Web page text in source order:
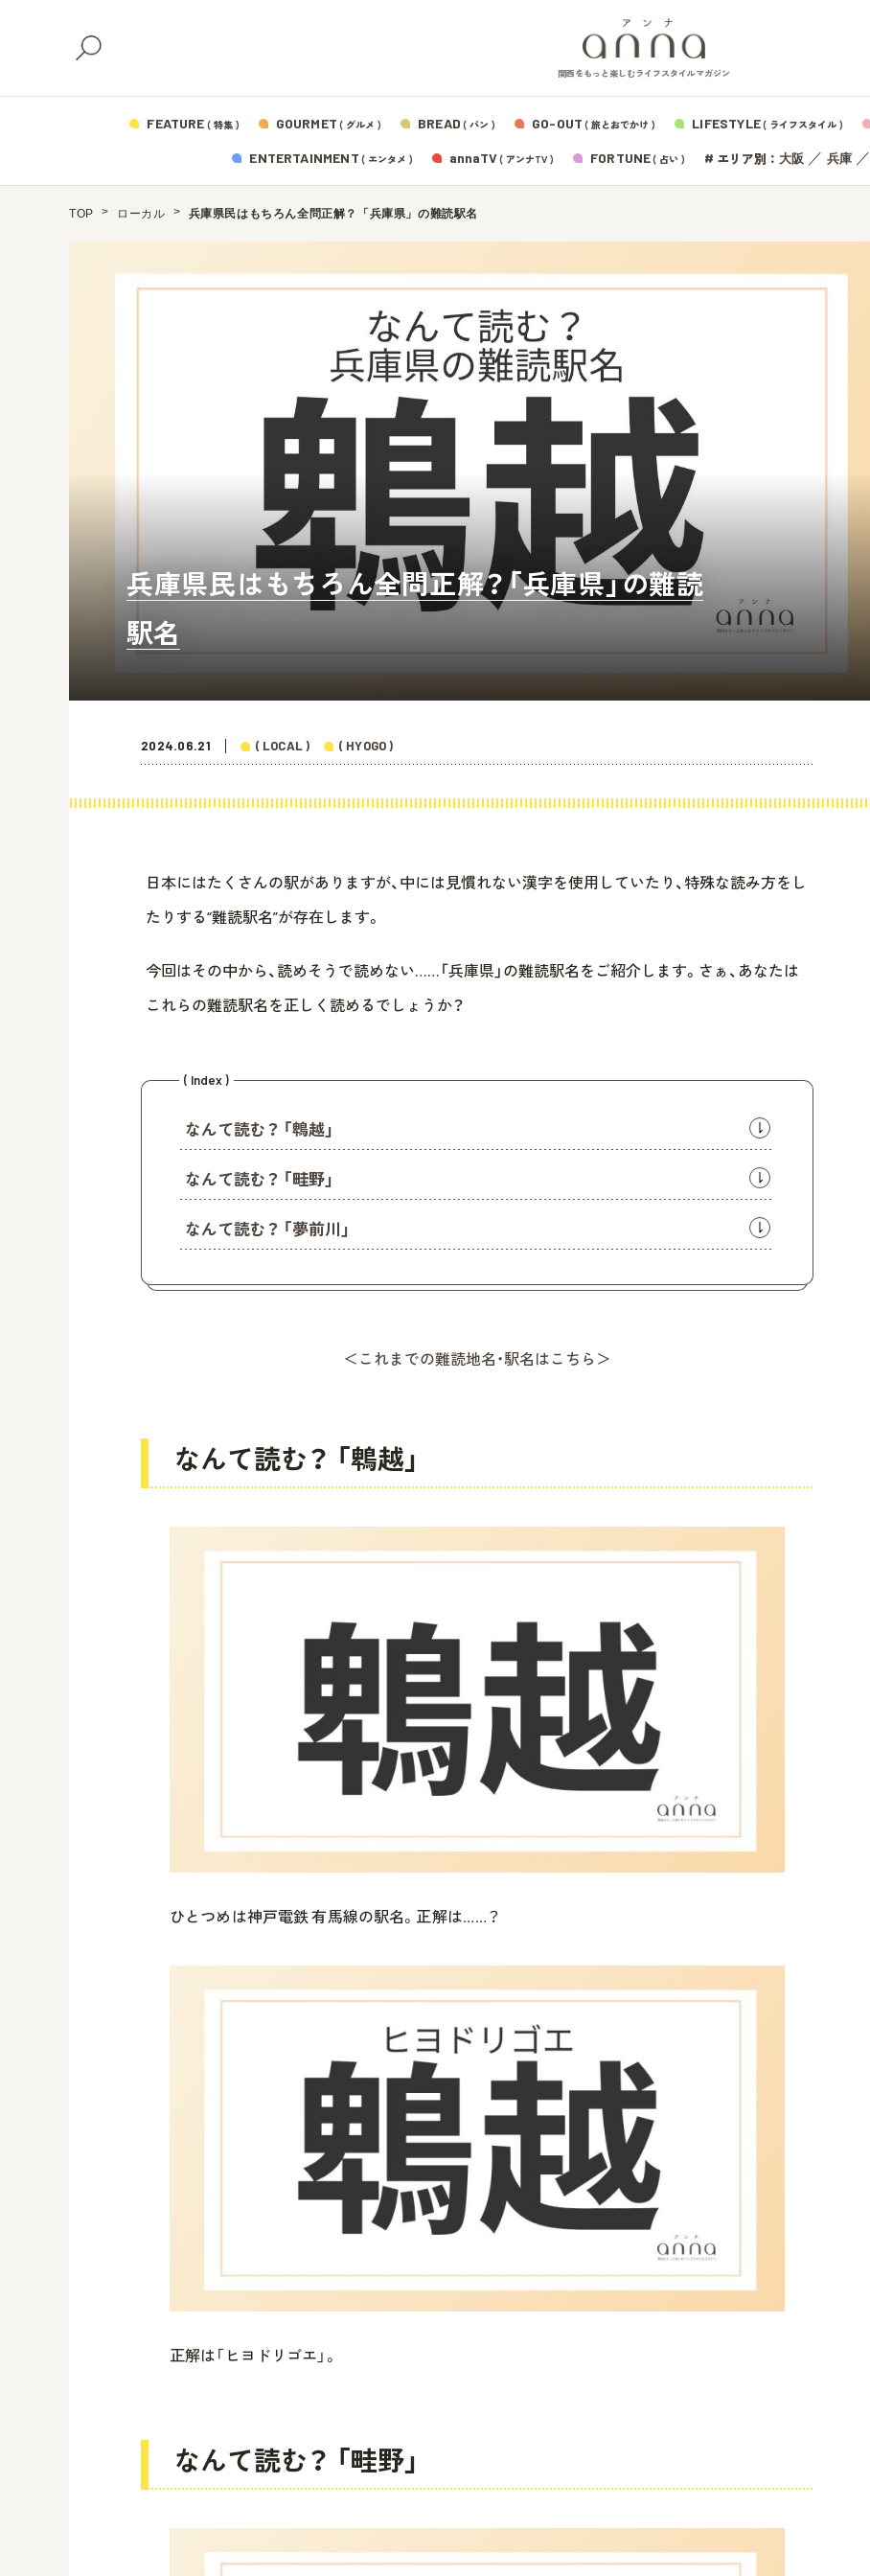
関西をもっと楽しむライフスタイルマガジン
FEATURE ( 特集 ) GOURMET ( グルメ ) BREAD ( パン ) GO-OUT ( 旅とおでかけ ) LIFESTYLE( ライフスタイル )
ENTERTAINMENT ( エンタメ ) annaTV( アンナTV ) FORTUNE( 占い ) # エリア別： 大阪 ／ 兵庫／
TOP ローカル 兵庫県民はもちろん全問正解？「兵庫県」の難読駅名
兵庫県民はもちろん全問正解？「兵庫県」の難読
駅名
2024.06.21 ( LOCAL ) ( HYOGO )
日本にはたくさんの駅がありますが、中には見慣れない漢字を使用していたり、特殊な読み方をし
たりする“難読駅名”が存在します。
今回はその中から、読めそうで読めない……「兵庫県」の難読駅名をご紹介します。さぁ、あなたは
これらの難読駅名を正しく読めるでしょうか？
( Index )
なんて読む？ 「鵯越」
なんて読む？ 「畦野」
なんて読む？ 「夢前川」
＜これまでの難読地名・駅名はこちら＞
なんて読む？ 「鵯越」
ひとつめは神戸電鉄 有馬線の駅名。正解は……？
正解は「ヒヨドリゴエ」。
なんて読む？ 「畦野」